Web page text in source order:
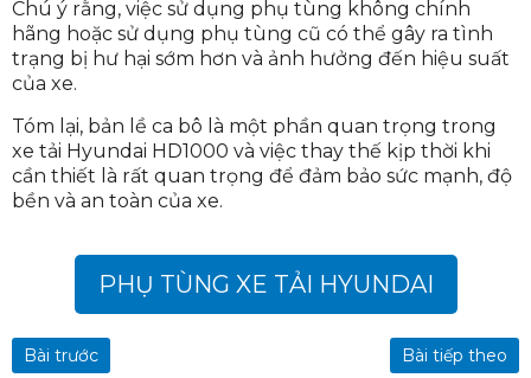
Chú ý rằng, việc sử dụng phụ tùng không chính
hãng hoặc sử dụng phụ tùng cũ có thể gây ra tình
trạng bị hư hại sớm hơn và ảnh hưởng đến hiệu suất
của xe.
Tóm lại, bản lề ca bô là một phần quan trọng trong
xe tải Hyundai HD1000 và việc thay thế kịp thời khi
cần thiết là rất quan trọng để đảm bảo sức mạnh, độ
bền và an toàn của xe.
PHỤ TÙNG XE TẢI HYUNDAI
Bài trước Bài tiếp theo